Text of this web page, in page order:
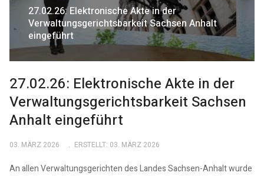
27.02.26: Elektronische Akte in der
Verwaltungsgerichtsbarkeit Sachsen Anhalt
eingeführt
27.02.26: Elektronische Akte in der
Verwaltungsgerichtsbarkeit Sachsen
Anhalt eingeführt
03. MÄRZ 2026 ERSTELLT: 03. MÄRZ 2026
An allen Verwaltungsgerichten des Landes Sachsen-Anhalt wurde